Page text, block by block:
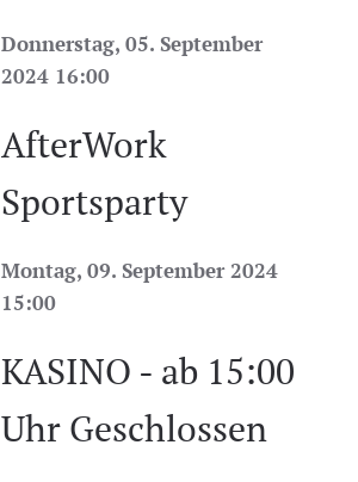
Donnerstag, 05. September
2024 16:00
AfterWork
Sportsparty
Montag, 09. September 2024
15:00
KASINO - ab 15:00
Uhr Geschlossen